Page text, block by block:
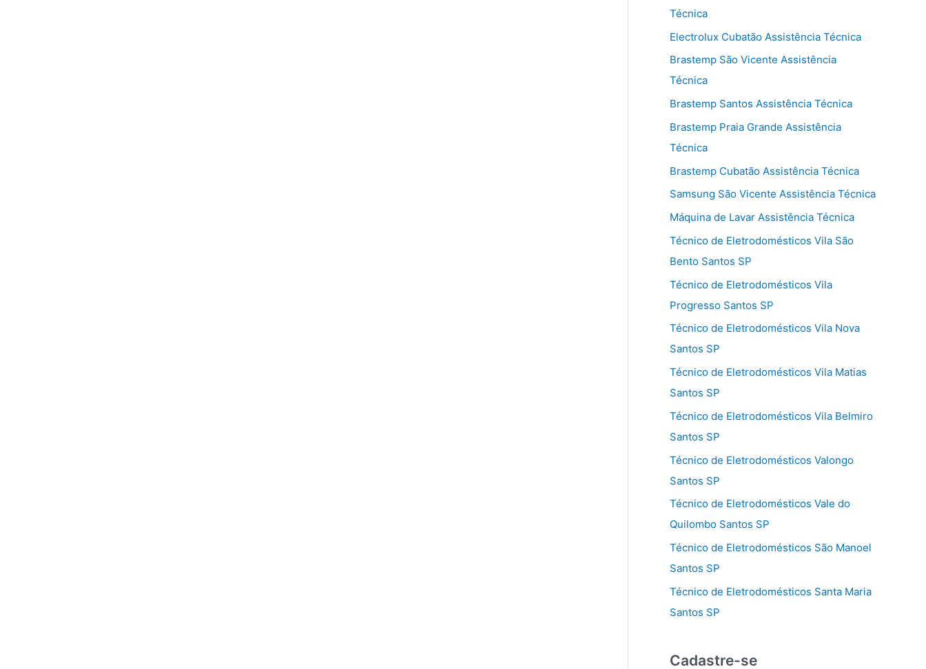
Técnica
Electrolux Cubatão Assistência Técnica
Brastemp São Vicente Assistência
Técnica
Brastemp Santos Assistência Técnica
Brastemp Praia Grande Assistência
Técnica
Brastemp Cubatão Assistência Técnica
Samsung São Vicente Assistência Técnica
Máquina de Lavar Assistência Técnica
Técnico de Eletrodomésticos Vila São
Bento Santos SP
Técnico de Eletrodomésticos Vila
Progresso Santos SP
Técnico de Eletrodomésticos Vila Nova
Santos SP
Técnico de Eletrodomésticos Vila Matias
Santos SP
Técnico de Eletrodomésticos Vila Belmiro
Santos SP
Técnico de Eletrodomésticos Valongo
Santos SP
Técnico de Eletrodomésticos Vale do
Quilombo Santos SP
Técnico de Eletrodomésticos São Manoel
Santos SP
Técnico de Eletrodomésticos Santa Maria
Santos SP
Cadastre-se